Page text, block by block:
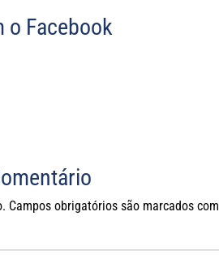
o Facebook
Campos obrigatórios são marcados com